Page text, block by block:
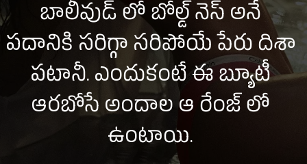
బాలీవుడ్ లో బోల్డ్ నెస్ అనే
పదానికి సరిగ్గా సరిపోయే పేరు దిశా
పటానీ. ఎందుకంటే ఈ బ్యూటీ
ఆరబోసే అందాల ఆ రేంజ్ లో
ఉంటాయి.